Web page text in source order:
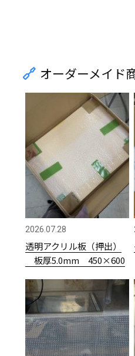
オーダーメイド
2026.07.28
透明アクリル板（押出）
板厚5.0mm 450×600